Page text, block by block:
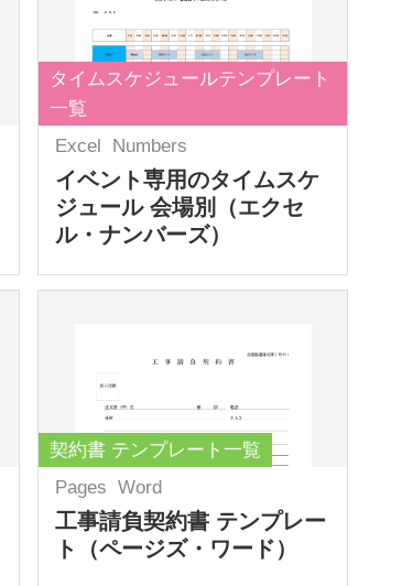
タイムスケジュールテンプレート
一覧
Excel
Numbers
イベント専用のタイムスケ
ジュール 会場別（エクセ
ル・ナンバーズ）
契約書 テンプレート一覧
Pages Word
工事請負契約書 テンプレー
ト（ページズ・ワード）